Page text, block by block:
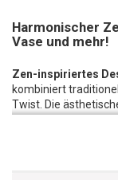
Harmonischer
Vase und mehr!
Zen-inspiriertes
kombiniert
Twist. Die
zeitlose Eleganz